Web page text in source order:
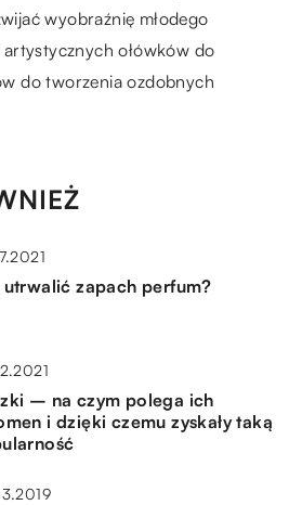
wyobraźnię młodego
artystycznych ołówków do
do tworzenia ozdobnych
zapach perfum?
– na czym polega ich
i dzięki czemu zyskały taką